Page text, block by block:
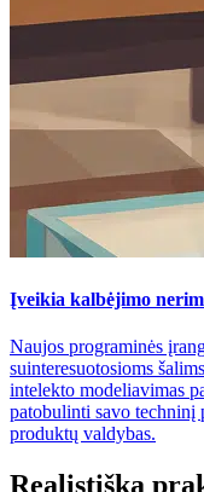
Įveikia kalbėjimo
Naujos programinės
suinteresuotosioms
intelekto modeliavimas
patobulinti savo techninį
produktų valdybas.
Realistiška